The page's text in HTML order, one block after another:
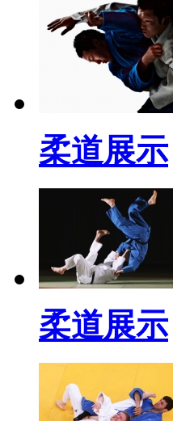
柔道展示
柔道展示